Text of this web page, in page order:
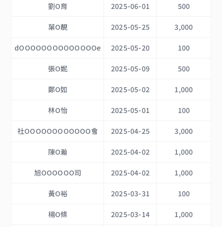
劉O育 2025-06-01 500
葉O靚 2025-05-25 3,000
dOOOOOOOOOOOOOOe 2025-05-20 100
張O妮 2025-05-09 500
鄭O如 2025-05-02 1,000
林O怡 2025-05-01 100
社OOOOOOOOOOOO會 2025-04-25 3,000
陳O瀚 2025-04-02 1,000
旭OOOOOO司 2025-04-02 1,000
黃O裕 2025-03-31 100
楊O條 2025-03-14 1,000